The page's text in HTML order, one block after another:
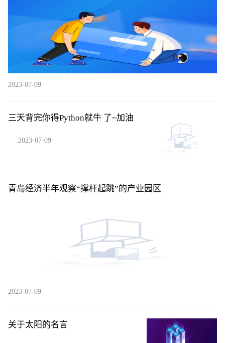
2023-07-09
三天背完你得Python就牛 了~加油
2023-07-09
青岛经济半年观察“撑杆起跳”的产业园区
2023-07-09
关于太阳的名言